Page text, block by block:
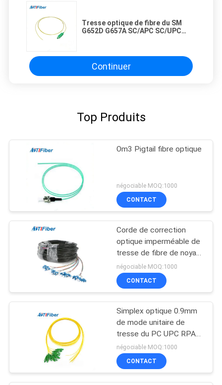
Tresse optique de fibre du SM
G652D G657A SC/APC SC/UPC
Continuer
Top Produits
Om3 Pigtail fibre optique
négociable MOQ:1000
CONTACT
Corde de correction
optique imperméable de
tresse de fibre de noyau
du SM 48 de LC pour
FTTH FTTX
négociable MOQ:1000
CONTACT
Simplex optique 0.9mm
de mode unitaire de
tresse du PC UPC RPA
de St FC de FTTH
négociable MOQ:1000
CONTACT